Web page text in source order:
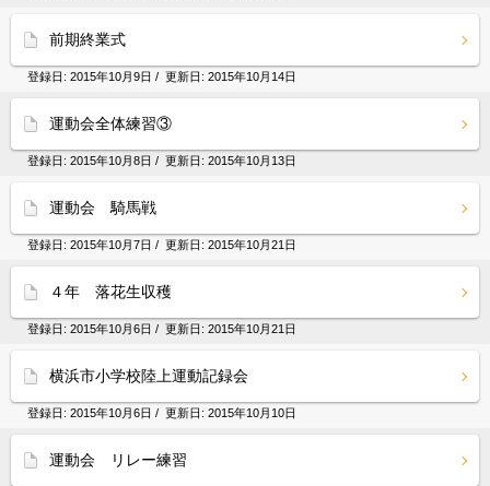
前期終業式
登録日: 2015年10月9日 / 更新日: 2015年10月14日
運動会全体練習③
登録日: 2015年10月8日 / 更新日: 2015年10月13日
運動会 騎馬戦
登録日: 2015年10月7日 / 更新日: 2015年10月21日
４年 落花生収穫
登録日: 2015年10月6日 / 更新日: 2015年10月21日
横浜市小学校陸上運動記録会
登録日: 2015年10月6日 / 更新日: 2015年10月10日
運動会 リレー練習